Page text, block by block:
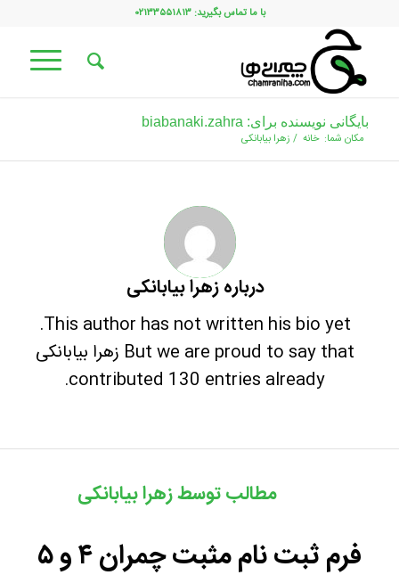
با ما تماس بگیرید: ۰۲۱۳۳۵۵۱۸۱۳
بایگانی نویسنده برای: biabanaki.zahra
مکان شما: خانه / زهرا بیابانکی
دربارهزهرا بیابانکی
This author has not written his bio yet.
But we are proud to say that زهرا بیابانکی
contributed 130 entries already.
مطالب توسط زهرا بیابانکی
فرم ثبت نام مثبت چمران ۴ و ۵